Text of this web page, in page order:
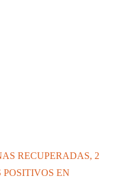
RECUPERADAS, 2
POSITIVOS EN